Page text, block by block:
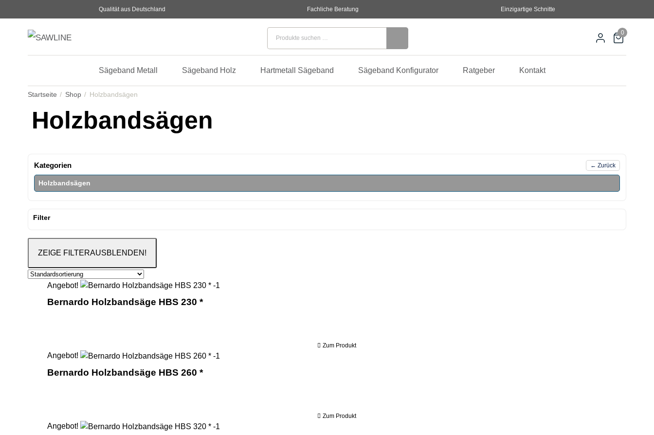
Qualität aus Deutschland Fachliche Beratung Einzigartige Schnitte
Sägeband Metall Sägeband Holz Hartmetall Sägeband Sägeband Konfigurator Ratgeber Kontakt
0
Startseite Shop Holzbandsägen
Holzbandsägen
Kategorien ← Zurück
Holzbandsägen
Filter
ZEIGE FILTERAUSBLENDEN!
Angebot!
Bernardo Holzbandsäge HBS 230 *
Zum Produkt
Angebot!
Bernardo Holzbandsäge HBS 260 *
Zum Produkt
Angebot!